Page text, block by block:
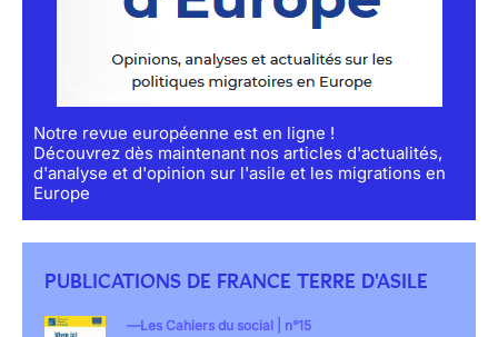
Notre revue européenne est en ligne !
Découvrez dès maintenant nos articles d'actualités,
d'analyse et d'opinion sur l'asile et les migrations en
Europe
PUBLICATIONS DE FRANCE TERRE D'ASILE
Les Cahiers du social | n°15